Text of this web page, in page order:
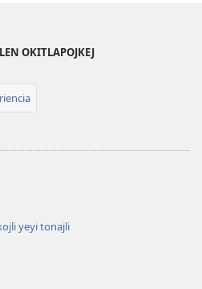
OKITLAPOJKEJ
yeyi tonajli